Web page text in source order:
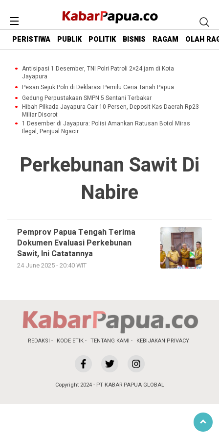
PERISTIWA PUBLIK POLITIK BISNIS RAGAM OLAH
Antisipasi 1 Desember, TNI Polri Patroli 2×24 jam di Kota
Jayapura
Pesan Sejuk Polri di Deklarasi Pemilu Ceria Tanah Papua
Gedung Perpustakaan SMPN 5 Sentani Terbakar
Hibah Pilkada Jayapura Cair 10 Persen, Deposit Kas Daerah Rp23
Miliar Disorot
1 Desember di Jayapura: Polisi Amankan Ratusan Botol Miras
Ilegal, Penjual Ngacir
Perkebunan Sawit Di
Nabire
Pemprov Papua Tengah Terima
Dokumen Evaluasi Perkebunan
Sawit, Ini Catatannya
24 June 2025 - 20:40 WIT
REDAKSI KODE ETIK TENTANG KAMI KEBIJAKAN PRIVACY
Copyright 2024 - PT KABAR PAPUA GLOBAL